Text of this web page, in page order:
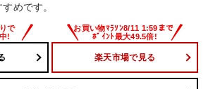
めです。
楽天市場で見る